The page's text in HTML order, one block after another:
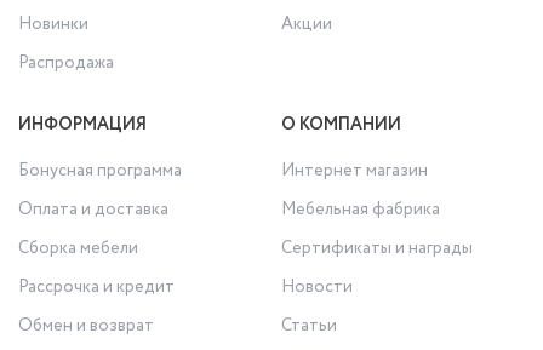
Новинки
Акции
Распродажа
ИНФОРМАЦИЯ
Бонусная программа
Оплата и доставка
Сборка мебели
Рассрочка и кредит
Обмен и возврат
О КОМПАНИИ
Интернет магазин
Мебельная фабрика
Сертификаты и награды
Новости
Статьи